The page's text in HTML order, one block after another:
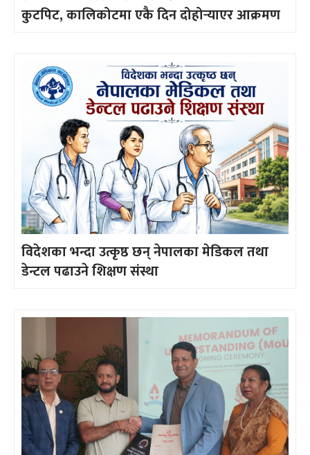
कुटपिट, कालिकोटमा एकै दिन दोहोर्‍याएर आक्रमण
विदेशका भन्दा उत्कृष्ठ छन् नेपालका मेडिकल तथा
डेन्टल पढाउने शिक्षण संस्था